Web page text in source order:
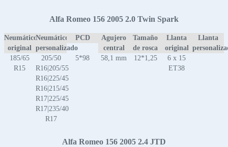
Alfa Romeo 156 2005 2.0 Twin Spark
Neumático
original
Neumático
personalizado
PCD
Agujero
central
Tamaño
de rosca
Llanta
original
Llanta
185/65
R15
205/50
R16|205/55
R16|225/45
R16|215/45
R17|225/45
R17|235/40
R17
5*98 58,1 mm 12*1,25
6 x 15
ET38
Alfa Romeo 156 2005 2.4 JTD